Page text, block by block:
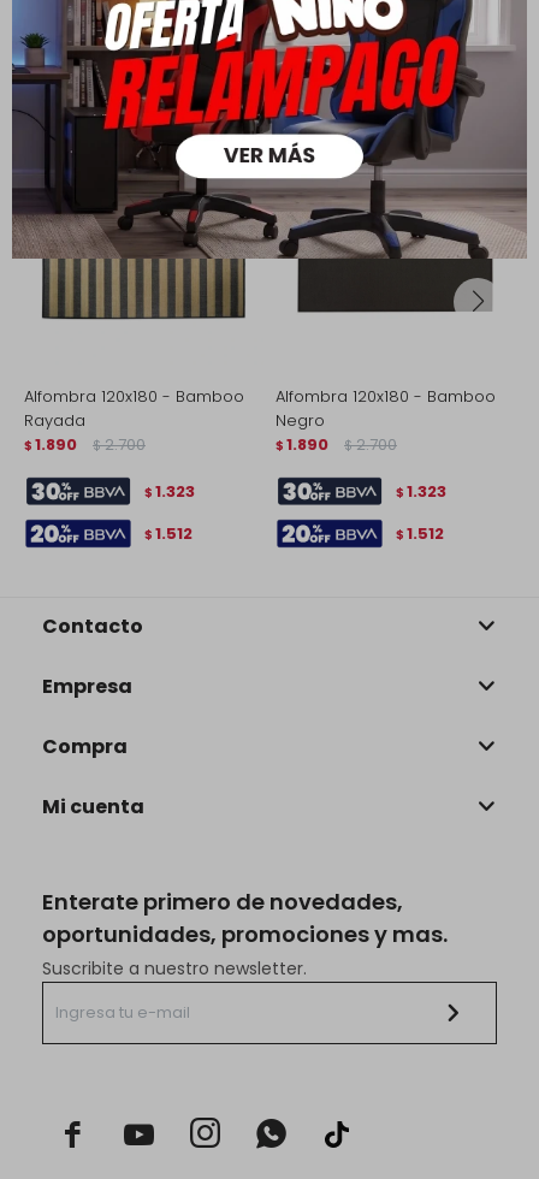
Productos que te pueden interesar
Alfombra 120x180 - Bamboo
Rayada
$ 1.890 $ 2.700
$ 1.323
$ 1.512
Alfombra 120x180 - Bamboo
Negro
$ 1.890 $ 2.700
$ 1.323
$ 1.512
Enterate primero de novedades,
oportunidades, promociones y mas.
Suscribite a nuestro newsletter.
  
Contacto
Empresa
Compra
Mi cuenta